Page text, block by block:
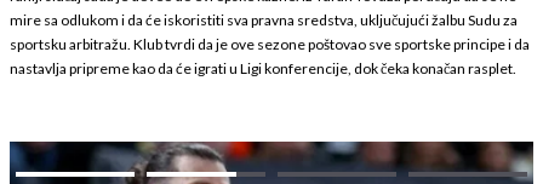
mire sa odlukom i da će iskoristiti sva pravna sredstva, uključujući žalbu Sudu za
sportsku arbitražu. Klub tvrdi da je ove sezone poštovao sve sportske principe i da
nastavlja pripreme kao da će igrati u Ligi konferencije, dok čeka konačan rasplet.